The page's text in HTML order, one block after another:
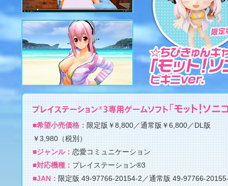
■希望小売価格
限定版￥8,800／通常版￥6,800／DL版
￥3,980（税別）
■ジャンル
恋愛コミュニケーション
■対応機種
プレイステーション®3
■JAN
限定版 49-97766-20154-2／通常版 49-97766-